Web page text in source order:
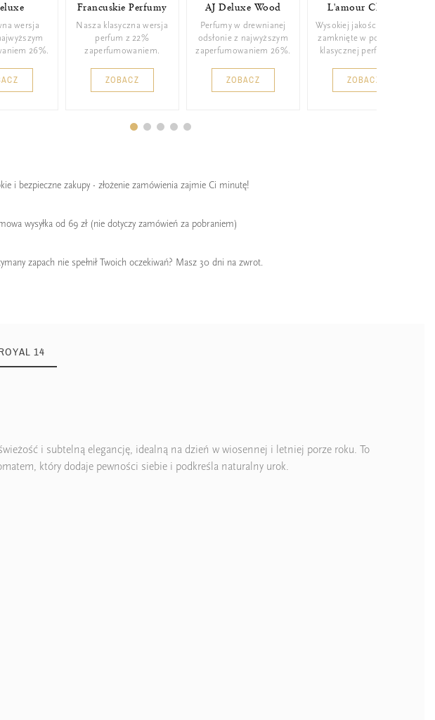
wersja
26%.
Francuskie Perfumy
Nasza klasyczna wersja
perfum z 22%
zaperfumowaniem.
ZOBACZ
AJ Deluxe Wood
Perfumy w drewnianej
odsłonie z najwyższym
zaperfumowaniem 26%.
ZOBACZ
L'amour Classic
Wysokiej jakości perfumy
zamknięte w poręcznej,
klasycznej perfumetce.
ZOBACZ
i bezpieczne zakupy - złożenie zamówienia zajmie Ci minutę!
wysyłka od 69 zł (nie dotyczy zamówień za pobraniem)
zapach nie spełnił Twoich oczekiwań? Masz 30 dni na zwrot.
14
i subtelną elegancję, idealną na dzień w wiosennej i letniej porze roku. To
który dodaje pewności siebie i podkreśla naturalny urok.